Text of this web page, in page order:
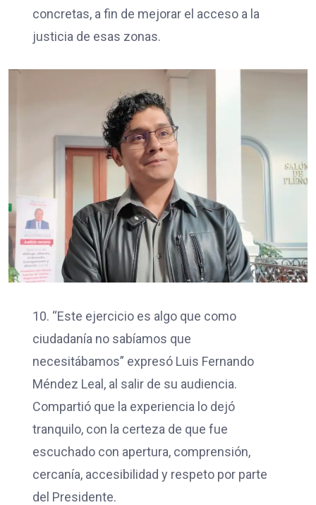
concretas, a fin de mejorar el acceso a la
justicia de esas zonas.
10. “Este ejercicio es algo que como
ciudadanía no sabíamos que
necesitábamos” expresó Luis Fernando
Méndez Leal, al salir de su audiencia.
Compartió que la experiencia lo dejó
tranquilo, con la certeza de que fue
escuchado con apertura, comprensión,
cercanía, accesibilidad y respeto por parte
del Presidente.